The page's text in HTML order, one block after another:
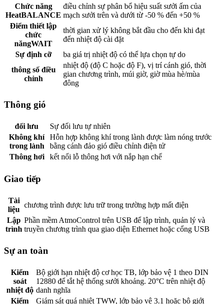
Chức năng
HeatBALANCE
điều chỉnh sự phân bổ hiệu suất sưởi ấm của
mạch sưởi trên và dưới từ -50 % đến +50 %
Điểm thiết lập
chức
năngWAIT
thời gian xử lý không bắt đầu cho đến khi đạt
đến nhiệt độ cài đặt
Sự định cỡ
ba giá trị nhiệt độ có thể lựa chọn tự do
thông số điều
chỉnh
nhiệt độ (độ C hoặc độ F), vị trí cánh gió, thời
gian chương trình, múi giờ, giờ mùa hè/mùa
đông
Thông gió
đối lưu
Sự đối lưu tự nhiên
Không khí
trong lành
Hỗn hợp không khí trong lành được làm nóng trước
bằng cánh đảo gió điều chỉnh điện tử
Thông hơi
kết nối lỗ thông hơi với nắp hạn chế
Giao tiếp
Tài
liệu
chương trình được lưu trữ trong trường hợp mất điện
Lập
trình
Phần mềm AtmoControl trên USB để lập trình, quản lý và
truyền chương trình qua giao diện Ethernet hoặc cổng USB
Sự an toàn
Kiểm
soát
nhiệt độ
Bộ giới hạn nhiệt độ cơ học TB, lớp bảo vệ 1 theo DIN
12880 để tắt hệ thống sưởi khoảng. 20°C trên nhiệt độ
danh nghĩa
Kiểm
Giám sát quá nhiệt TWW, lớp bảo vệ 3.1 hoặc bộ giới